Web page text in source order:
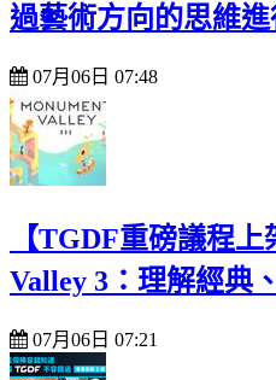
過藝術方向的思維
07月06日 07:48
【TGDF重磅議程
Valley 3：理解經典
07月06日 07:21